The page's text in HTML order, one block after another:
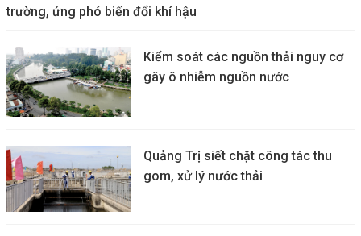
trường, ứng phó biến đổi khí hậu
Kiểm soát các nguồn thải nguy cơ
gây ô nhiễm nguồn nước
Quảng Trị siết chặt công tác thu
gom, xử lý nước thải